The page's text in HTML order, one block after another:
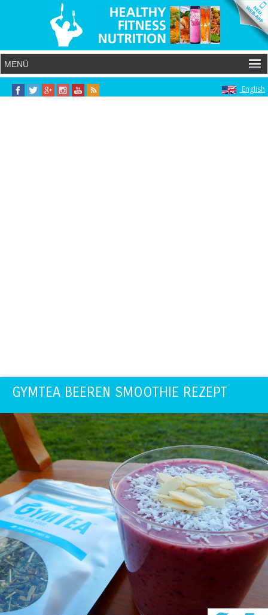
English
GYMTEA BEEREN SMOOTHIE REZEPT